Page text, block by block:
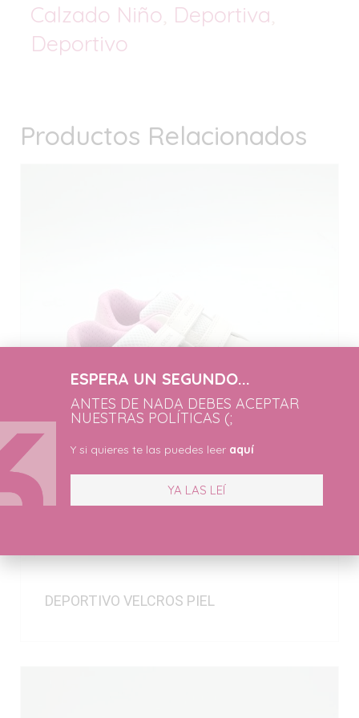
Calzado Niño Deportiva
Deportivo
Productos Relacionados
DEPORTIVO VELCROS PIEL
ESPERA UN SEGUNDO...
ANTES DE NADA DEBES ACEPTAR
NUESTRAS POLÍTICAS (;
Y si quieres te las puedes leer aquí
YA LAS LEÍ